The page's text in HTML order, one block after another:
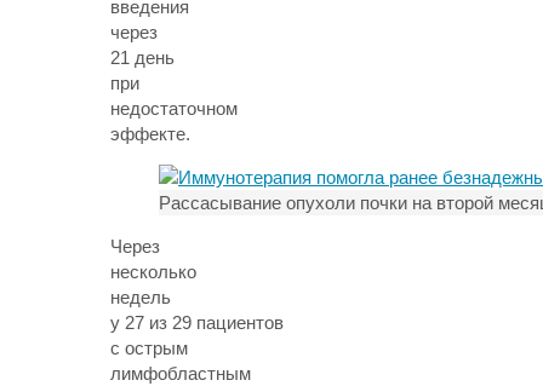
введения
через
21 день
при
недостаточном
эффекте.
Рассасывание опухоли почки на второй
Через
несколько
недель
у 27 из 29 пациентов
с острым
лимфобластным